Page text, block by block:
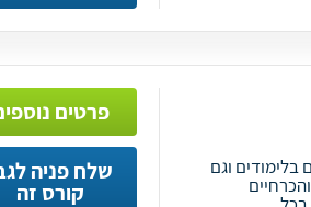
וגם
פרטים
שלח פניה
קורס זה